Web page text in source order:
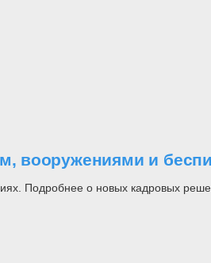
вооружениями и
Подробнее о новых кадровых